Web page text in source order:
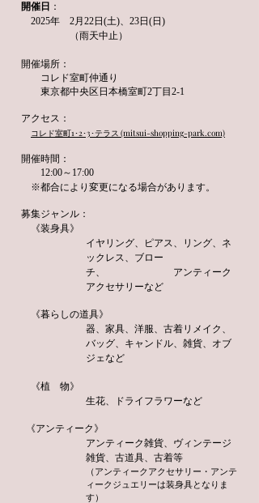
開催日 ：
2025年 2月22日(土)、23日(日)
（雨天中止）
開催場所：
コレド室町仲通り
東京都中央区日本橋室町2丁目2-1
​アクセス：
コレド室町1･2･3･テラス (mitsui-shopping-park.com)
開催時間：
12:00～17:00
​※都合により変更になる場合があります。
募集ジャンル：
《装身具》
イヤリング、ピアス、リング、ネ
ックレス、ブロー
チ、 アンティーク
アクセサリーなど
《暮らしの道具》
器、家具、洋服、古着リメイク、
バッグ、キャンドル、雑貨、オブ
ジェなど
《植 物》
生花、ドライフラワーなど
《アンティーク》
アンティーク雑貨、ヴィンテージ
雑貨、古道具、古着等
（アンティークアクセサリー・アンテ
ィークジュエリーは装身具となりま
す）